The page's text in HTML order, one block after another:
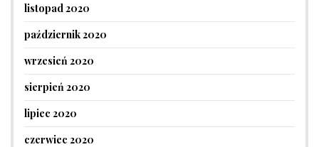
listopad 2020
październik 2020
wrzesień 2020
sierpień 2020
lipiec 2020
czerwiec 2020